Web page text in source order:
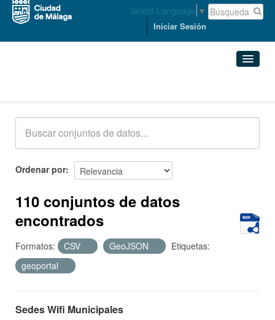
Select Language ▼
Iniciar Sesión
Acerca de
Ordenar por
110 conjuntos de datos
encontrados
Formatos: CSV GeoJSON
Etiquetas:
geoportal
Sedes Wifi Municipales